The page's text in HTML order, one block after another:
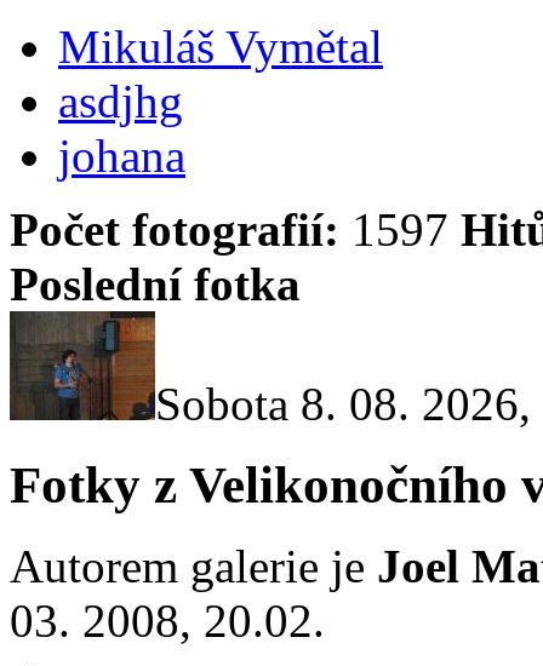
Mikuláš Vymětal
asdjhg
johana
Počet fotografií: 1597
Poslední fotka
Sobota 8. 08.
Fotky z Velikonočního
Autorem galerie je Joel
03. 2008, 20.02.